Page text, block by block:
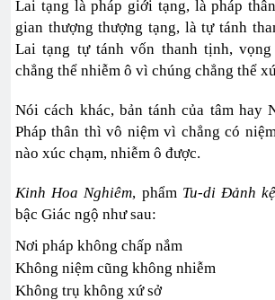
Lai tạng là pháp giới tạng, là pháp
gian thượng thượng tạng, là tự tánh
Lai tạng tự tánh vốn thanh tịnh, vọng
chẳng thể nhiễm ô vì chúng chẳng thể
Nói cách khác, bản tánh của tâm hay
Pháp thân thì vô niệm vì chẳng có
nào xúc chạm, nhiễm ô được.
Kinh Hoa Nghiêm, phẩm Tu-di Đảnh
bậc Giác ngộ như sau:
Nơi pháp không chấp nắm
Không niệm cũng không nhiễm
Không trụ không xứ sở